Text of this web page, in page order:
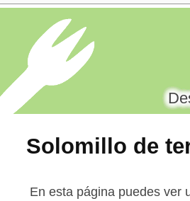
Solomillo de
sabores
En esta página puedes ver